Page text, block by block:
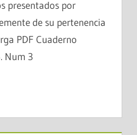
presentados por
de su pertenencia
PDF Cuaderno
Num 3